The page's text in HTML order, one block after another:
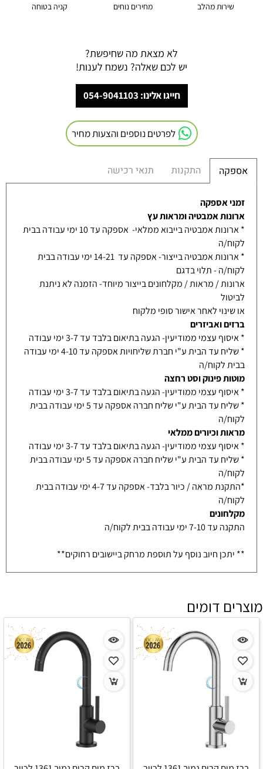
שירות מהלב מחירים נוחים קניה בטוחה
לא מצאת מה שחיפשת?
יש לכם שאלה? נשמח לענות!
חייגו אלינו: 054-9041103
לפרטים נוספים והצעות מחיר
אספקה התקנות תנאי רכישה
זמני אספקה
ארונות אמבטיה ומראות עץ
* ארונות אמבטיה בייבוא ממלאי- אספקה עד 10 ימי עבודה בבית
לקוח/ה
* ארונות אמבטיה בייצור- אספקה עד 14-21 ימי עבודה בבית
לקוח/ה - תלוי בדגם
ארונות / מראות / מקלחונים בייצור מיוחד- הזמנה לא ניתנת
לביטול
או שינוי לאחר אישור סופי מלקוח
ברזים ואביזרים
* איסוף עצמי ממודיעין- הגעה בתיאום בלבד עד 3-7 ימי עבודה
* שליח עד הבית ע"י חברת שליחויות אספקה עד 4-10 ימי עבודה
בבית לקוח/ה
מוטות פינוק וסט רחצה
* איסוף עצמי ממודיעין- הגעה בתיאום בלבד עד 3-7 ימי עבודה
* שליח עד הבית ע"י שליח חברה אספקה עד 5 ימי עבודה בבית
לקוח/ה
מראות וכיורים ממלאי
* איסוף עצמי ממודיעין- הגעה בתיאום בלבד עד 3-7 ימי עבודה
* שליח עד הבית ע"י שליח חברה אספקה עד 5 ימי עבודה בבית
לקוח/ה
*התקנת מראה / כיור בלבד- אספקה עד 4-7 ימי עבודה בבית
לקוח/ה
מקלחונים
התקנה עד 7-10 ימי עבודה בבית לקוח/ה
** יתכן חיוב נוסף על תוספת מרחק ביישובים רחוקים**
מוצרים דומים